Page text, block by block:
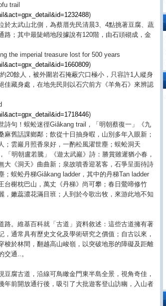
trail
)
於太武山北側，為蔡厝先民清晨3、4點挑著豆腐、蔬
路；其中最陡峭地段據說有120階，由石頭砌成，金
the imperial treasure lost for 500 years
)
20餘人，被外圍岩石掩蔽穴口極小，只容許1人縱身
佳藏身處，在地先民則以石穴前方《羊角石》來辨認
)
詩句！蜈蚣迷徑Giâkang trail，「明朝蔡復一」《九
麻舊話課鄉鄰；飲從十日抽身暇，山別多年入眼新；
；雲巖月照香泉好，一酌松風濯世塵；蜈蚣洞天
「明朝盧若騰」《遊太武巖》詩：勝賞雖遲猶小春，
大《洞天》曲曲新；泉故噴香迎茗客，石爭呈面待詩
；蜈蚣丹梯Giâkang ladder，其中的丹梯Tan ladder
台榭枕巴山，萬丈《丹梯》尚可攀；春日鶯啼修竹
，嫩蕊濃花滿目班；人到於今歌出牧，來游此地不知
路。維基百科就「古道」資料敘述：這些古道擁有著
通常具有歷史文化及學術研究之價值；自古以來，
梭於林間，翻越高山峻嶺，以突破地形的障礙及距離
交通..。
腐古道，沿線可鳥瞰金門東半島全景，視角奇佳，
年前開放通行後，吸引了大批遊客登山訪幽，入山者